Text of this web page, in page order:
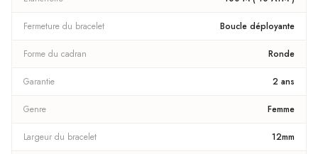
Fermeture du bracelet Boucle déployante
Forme du cadran Ronde
Garantie 2 ans
Genre Femme
Largeur du bracelet 12mm